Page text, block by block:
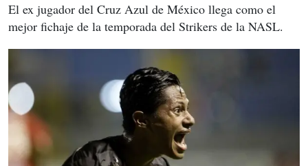
El ex jugador del Cruz Azul de México llega como el
mejor fichaje de la temporada del Strikers de la NASL.